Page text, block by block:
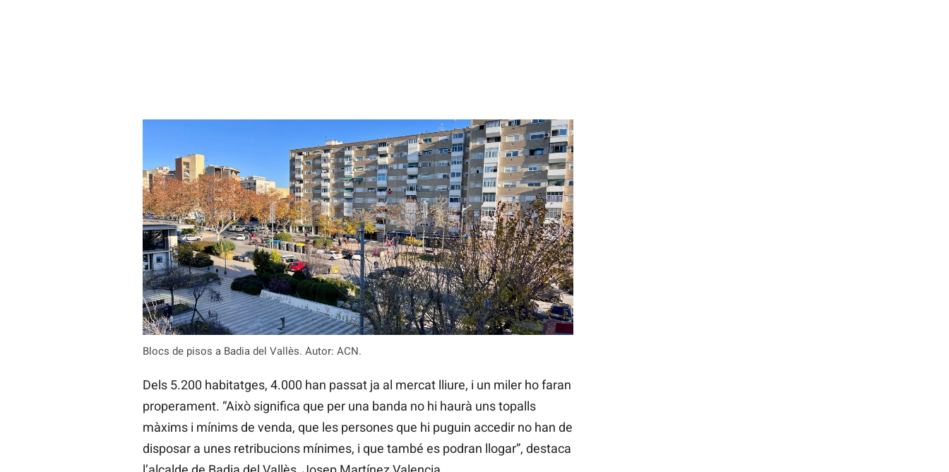
Blocs de pisos a Badia del Vallès. Autor: ACN.
Dels 5.200 habitatges, 4.000 han passat ja al mercat lliure, i un miler ho faran
properament. “Això significa que per una banda no hi haurà uns topalls
màxims i mínims de venda, que les persones que hi puguin accedir no han de
disposar a unes retribucions mínimes, i que també es podran llogar”, destaca